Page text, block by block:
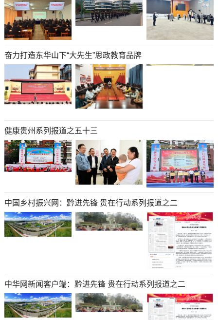
奋力打造东华山下“大先生”思政教育品牌
健康贵州系列报道之五十三
中国乡村振兴网：黔进先锋 贵在行动系列报道之二
中华网新闻客户端：黔进先锋 贵在行动系列报道之二